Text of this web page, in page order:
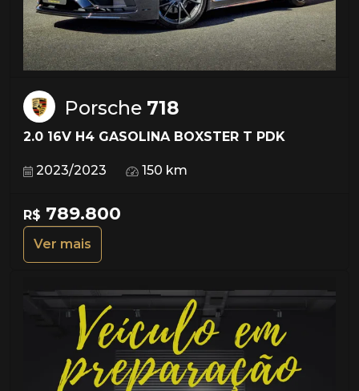
Porsche 718
2.0 16V H4 GASOLINA BOXSTER T PDK
2023/2023 150 km
R$ 789.800
Ver mais